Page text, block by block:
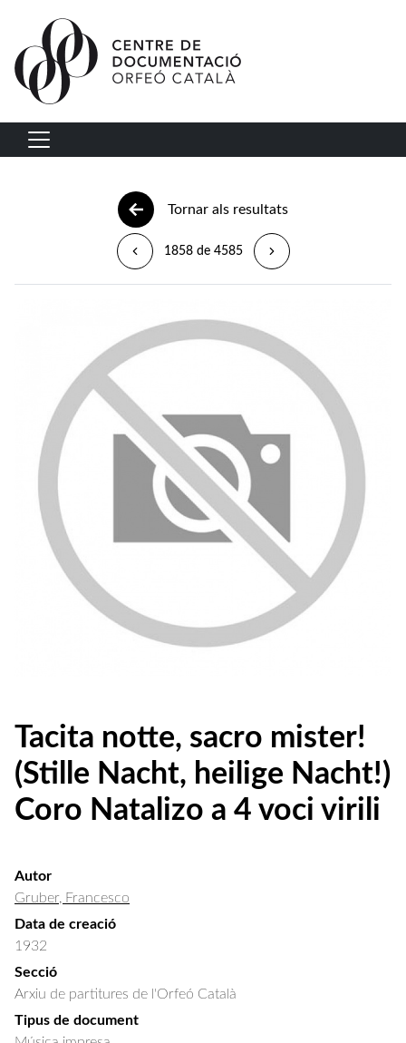
Vés al contingut
Navegació principal
Tornar als resultats
1858 de 4585
Tacita notte, sacro mister!
(Stille Nacht, heilige Nacht!)
Coro Natalizo a 4 voci virili
Autor
Gruber, Francesco
Data de creació
1932
Secció
Arxiu de partitures de l'Orfeó Català
Tipus de document